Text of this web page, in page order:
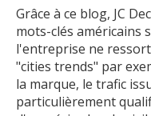
Grâce à ce blog, JC
mots-clés américains
l'entreprise ne
"cities trends" par
la marque, le trafic
particulièrement